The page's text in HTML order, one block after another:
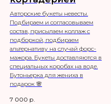
Авторские букеты невесты.
Подбираем и согласовываем
состав, присылаем коллаж с
подборкой, подбираем
альтернативу на случай форс-
мажора. Букеты доставляются в
специальных коробах на воде.
Бутоньерка для жениха в
подарок 🌸
7 000 р.